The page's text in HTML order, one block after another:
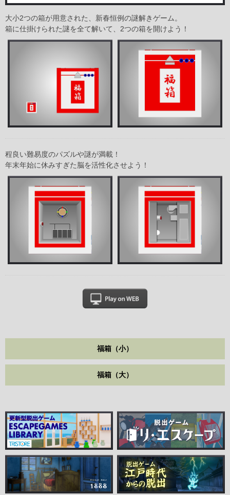
大小2つの箱が用意された、新春恒例の謎解きゲーム。
箱に仕掛けられた謎を全て解いて、2つの箱を開けよう！
程良い難易度のパズルや謎が満載！
年末年始に休みすぎた脳を活性化させよう！
福箱（小）
福箱（大）